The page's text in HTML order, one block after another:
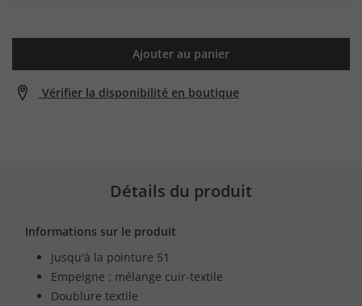
Ajouter au panier
Vérifier la disponibilité en boutique
Détails du produit
Informations sur le produit
Jusqu'à la pointure 51
Empeigne : mélange cuir-textile
Doublure textile